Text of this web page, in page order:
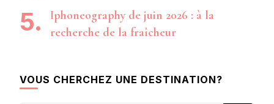
Iphoneography de juin 2026 : à la
recherche de la fraîcheur
VOUS CHERCHEZ UNE DESTINATION?